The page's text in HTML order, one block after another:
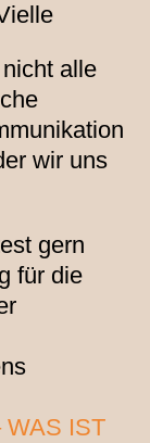
alle
wir uns
gern
für die
WAS IST